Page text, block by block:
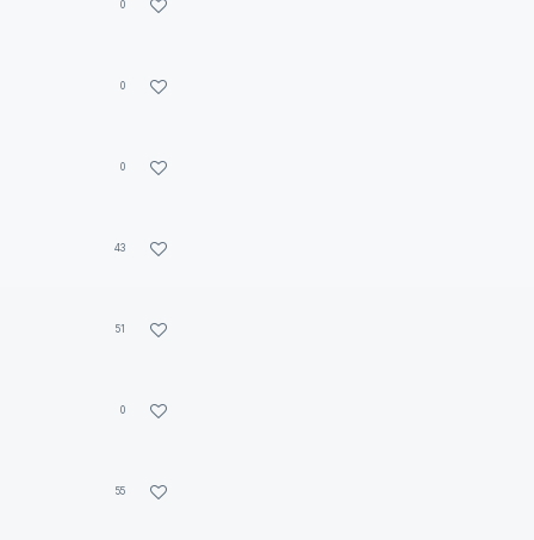
0
0
0
43
51
0
55